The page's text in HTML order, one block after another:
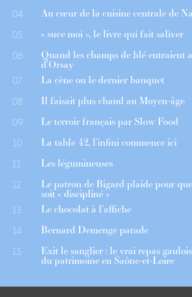
04 Au cœur de la cuisine centrale de
05 « suce moi », le livre qui fait saliver
06 Quand les champs de blé entraient
d’Orsay
07 La cène ou le dernier banquet
08 Il faisait plus chaud au Moyen-âge
09 Le terroir français par Slow Food
10 La table 42, l’infini commence ici
11 Les légumineuses
12 Le patron de Bigard plaide pour
soit « discipliné »
13 Le chocolat à l’affiche
14 Bernard Demenge parade
15 Exit le sanglier : le vrai repas
du patrimoine en Saône-et-Loire